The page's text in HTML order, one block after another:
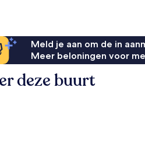
Meld je aan om de in
Meer beloningen voor
deze buurt